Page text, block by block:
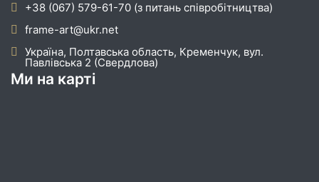
+38 (067) 579-61-70 (з питань співробітництва)
frame-art@ukr.net
Україна, Полтавська область, Кременчук, вул.
Павлівська 2 (Свердлова)
Ми на карті